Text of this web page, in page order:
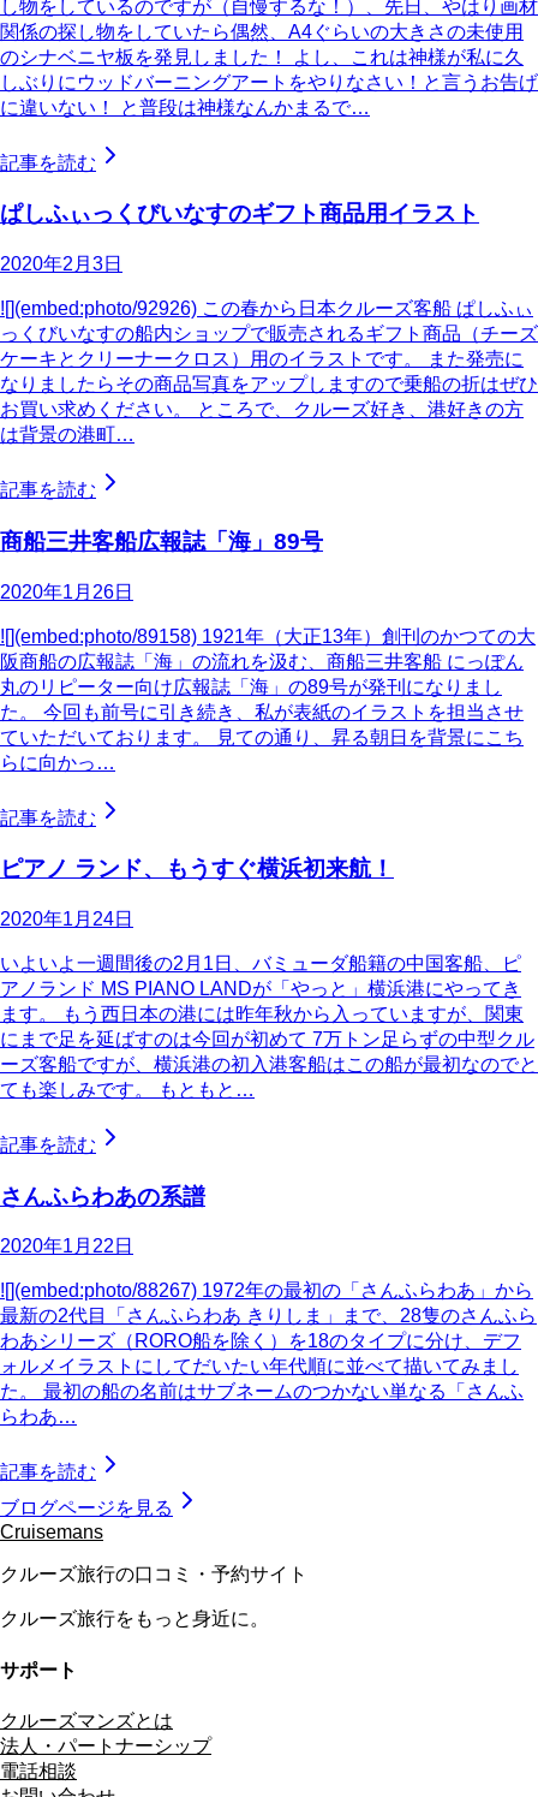
し物をしているのですが（自慢するな！）、先日、やはり画材
関係の探し物をしていたら偶然、A4ぐらいの大きさの未使用
のシナベニヤ板を発見しました！ よし、これは神様が私に久
しぶりにウッドバーニングアートをやりなさい！と言うお告げ
に違いない！ と普段は神様なんかまるで…
記事を読む
ぱしふぃっくびいなすのギフト商品用イラスト
2020年2月3日
![](embed:photo/92926) この春から日本クルーズ客船 ぱしふぃ
っくびいなすの船内ショップで販売されるギフト商品（チーズ
ケーキとクリーナークロス）用のイラストです。 また発売に
なりましたらその商品写真をアップしますので乗船の折はぜひ
お買い求めください。 ところで、クルーズ好き、港好きの方
は背景の港町…
記事を読む
商船三井客船広報誌「海」89号
2020年1月26日
![](embed:photo/89158) 1921年（大正13年）創刊のかつての大
阪商船の広報誌「海」の流れを汲む、商船三井客船 にっぽん
丸のリピーター向け広報誌「海」の89号が発刊になりまし
た。 今回も前号に引き続き、私が表紙のイラストを担当させ
ていただいております。 見ての通り、昇る朝日を背景にこち
らに向かっ…
記事を読む
ピアノ ランド、もうすぐ横浜初来航！
2020年1月24日
いよいよ一週間後の2月1日、バミューダ船籍の中国客船、ピ
アノランド MS PIANO LANDが「やっと」横浜港にやってき
ます。 もう西日本の港には昨年秋から入っていますが、関東
にまで足を延ばすのは今回が初めて 7万トン足らずの中型クル
ーズ客船ですが、横浜港の初入港客船はこの船が最初なのでと
ても楽しみです。 もともと…
記事を読む
さんふらわあの系譜
2020年1月22日
![](embed:photo/88267) 1972年の最初の「さんふらわあ」から
最新の2代目「さんふらわあ きりしま」まで、28隻のさんふら
わあシリーズ（RORO船を除く）を18のタイプに分け、デフ
ォルメイラストにしてだいたい年代順に並べて描いてみまし
た。 最初の船の名前はサブネームのつかない単なる「さんふ
らわあ…
記事を読む
ブログページを見る
Cruisemans
クルーズ旅行の口コミ・予約サイト
クルーズ旅行をもっと身近に。
サポート
クルーズマンズとは
法人・パートナーシップ
電話相談